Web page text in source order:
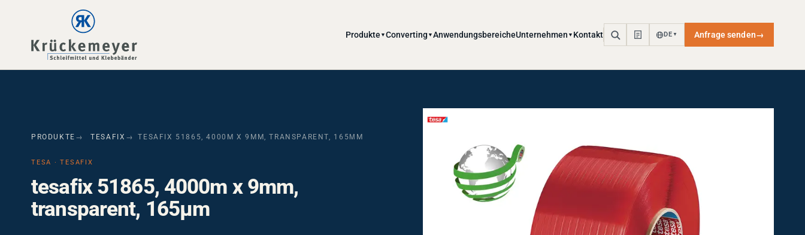
Skip to main navigation
Skip to main content
Skip to page footer
Produkte ▼Converting ▼ AnwendungsbereicheUnternehmen ▼ Kontakt DE ▼ Anfrage senden→
PRODUKTE TESAFIX TESAFIX 51865, 4000M X 9MM, TRANSPARENT, 165ΜM
TESA · TESAFIX
tesafix 51865, 4000m x 9mm,
transparent, 165µm